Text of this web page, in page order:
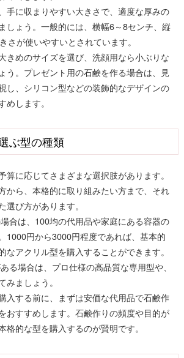
手に収まりやすい大きさで、適度な厚みの
しょう。一般的には、横幅6～8センチ、縦
さが使いやすいとされています。
きめのサイズを選び、洗顔用なら小ぶりな
う。プレゼント用の石鹸を作る場合は、見
し、シリコン型などの装飾的なデザインの
めします。
ぶ型の種類
算に応じてさまざまな選択肢があります。
から、本格的に取り組みたい方まで、それ
選び方があります。
合は、100均の代用品や家庭にある容器の
1000円から3000円程度であれば、基本的
なアクリル型を購入することができます。
る場合は、プロ仕様の高品質な専用型や、
みましょう。
入する前に、まずは安価な代用品で石鹸作
おすすめします。石鹸作りの頻度や目的が
格的な型を購入するのが賢明です。